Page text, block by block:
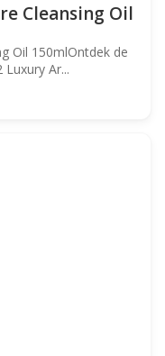
Cleansing Oil
Oil 150mlOntdek de
Ar...